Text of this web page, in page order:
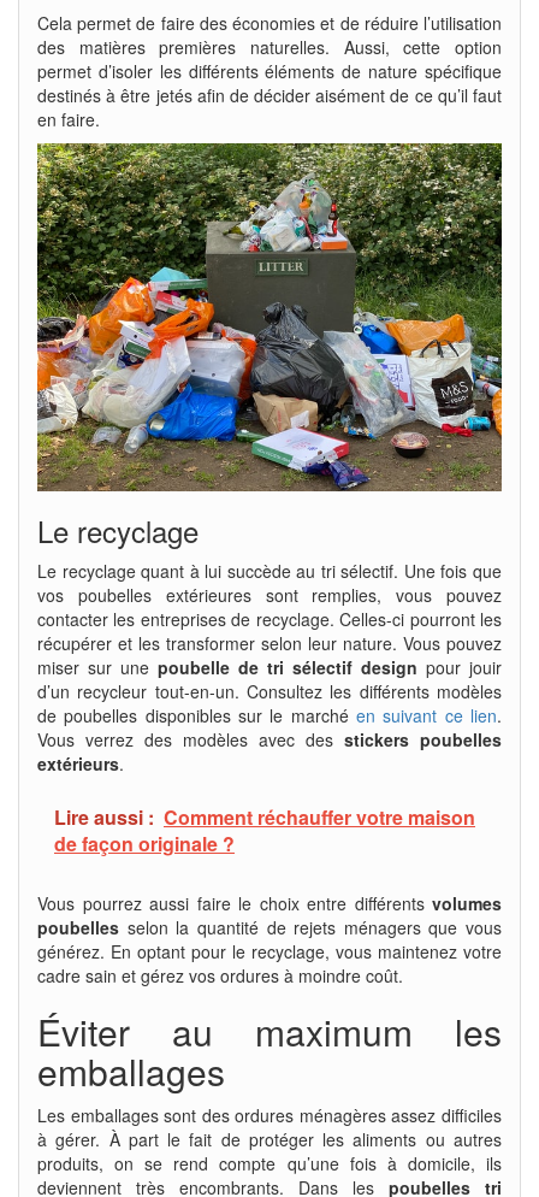
Cela permet de faire des économies et de réduire l’utilisation
des matières premières naturelles. Aussi, cette option
permet d’isoler les différents éléments de nature spécifique
destinés à être jetés afin de décider aisément de ce qu’il faut
en faire.
Le recyclage
Le recyclage quant à lui succède au tri sélectif. Une fois que
vos poubelles extérieures sont remplies, vous pouvez
contacter les entreprises de recyclage. Celles-ci pourront les
récupérer et les transformer selon leur nature. Vous pouvez
miser sur une poubelle de tri sélectif design pour jouir
d’un recycleur tout-en-un. Consultez les différents modèles
de poubelles disponibles sur le marché en suivant ce lien.
Vous verrez des modèles avec des stickers poubelles
extérieurs.
Lire aussi : Comment réchauffer votre maison
de façon originale ?
Vous pourrez aussi faire le choix entre différents volumes
poubelles selon la quantité de rejets ménagers que vous
générez. En optant pour le recyclage, vous maintenez votre
cadre sain et gérez vos ordures à moindre coût.
Éviter au maximum les
emballages
Les emballages sont des ordures ménagères assez difficiles
à gérer. À part le fait de protéger les aliments ou autres
produits, on se rend compte qu’une fois à domicile, ils
deviennent très encombrants. Dans les poubelles tri